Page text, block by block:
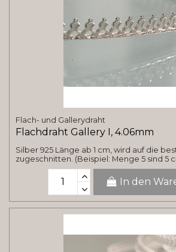
Flach- und Gallerydraht
Flachdraht Gallery I, 4.06mm
Silber 925 Länge ab 1 cm, wird auf die
zugeschnitten. (Beispiel: Menge 5 sind 5
In den